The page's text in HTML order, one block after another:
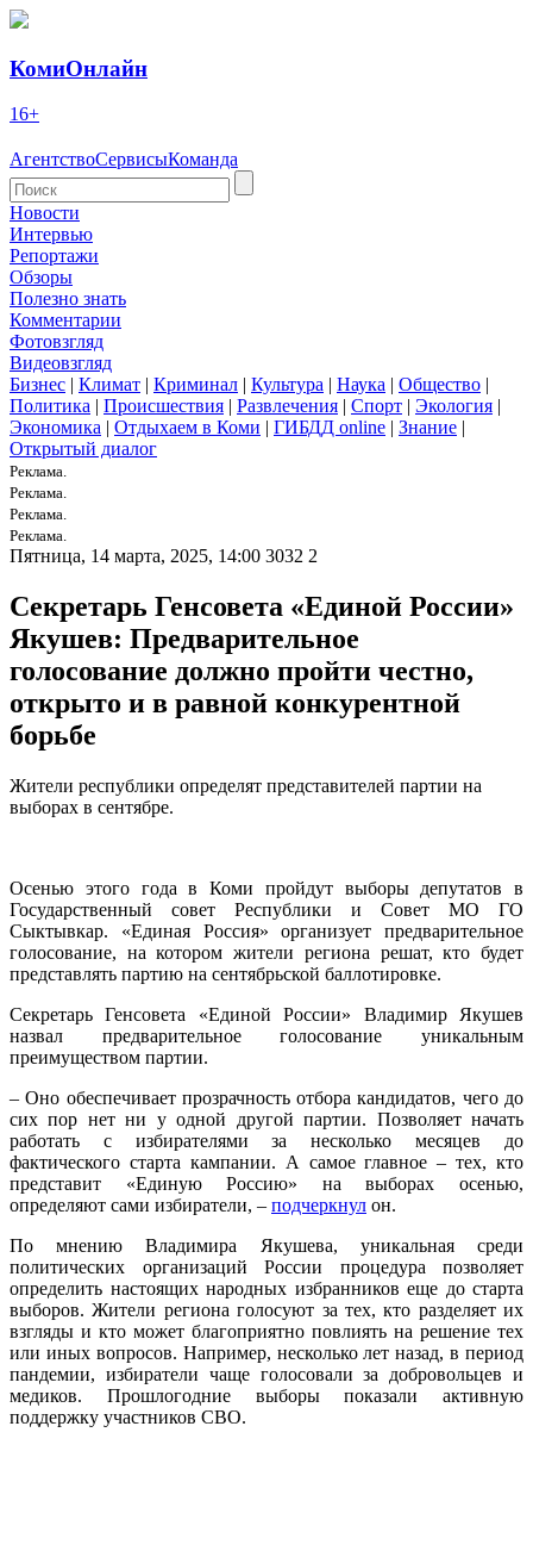
КомиОнлайн
16+
АгентствоСервисыКоманда
Новости
Интервью
Репортажи
Обзоры
Полезно знать
Комментарии
Фотовзгляд
Видеовзгляд
Бизнес | Климат | Криминал | Культура | Наука | Общество |
Политика | Происшествия | Развлечения | Спорт | Экология |
Экономика | Отдыхаем в Коми | ГИБДД online | Знание |
Открытый диалог
Реклама.
Реклама.
Реклама.
Реклама.
Пятница, 14 марта, 2025, 14:00 3032 2
Секретарь Генсовета «Единой России»
Якушев: Предварительное
голосование должно пройти честно,
открыто и в равной конкурентной
борьбе
Жители республики определят представителей партии на
выборах в сентябре.
Осенью этого года в Коми пройдут выборы депутатов в
Государственный совет Республики и Совет МО ГО
Сыктывкар. «Единая Россия» организует предварительное
голосование, на котором жители региона решат, кто будет
представлять партию на сентябрьской баллотировке.
Секретарь Генсовета «Единой России» Владимир Якушев
назвал предварительное голосование уникальным
преимуществом партии.
– Оно обеспечивает прозрачность отбора кандидатов, чего до
сих пор нет ни у одной другой партии. Позволяет начать
работать с избирателями за несколько месяцев до
фактического старта кампании. А самое главное – тех, кто
представит «Единую Россию» на выборах осенью,
определяют сами избиратели, – подчеркнул он.
По мнению Владимира Якушева, уникальная среди
политических организаций России процедура позволяет
определить настоящих народных избранников еще до старта
выборов. Жители региона голосуют за тех, кто разделяет их
взгляды и кто может благоприятно повлиять на решение тех
или иных вопросов. Например, несколько лет назад, в период
пандемии, избиратели чаще голосовали за добровольцев и
медиков. Прошлогодние выборы показали активную
поддержку участников СВО.